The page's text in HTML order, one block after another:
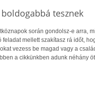
tesznek
során gondolsz-e arra,
feladat mellett szakítasz rá időt,
vezess be magad vagy a
a cikkünkben adunk néhány